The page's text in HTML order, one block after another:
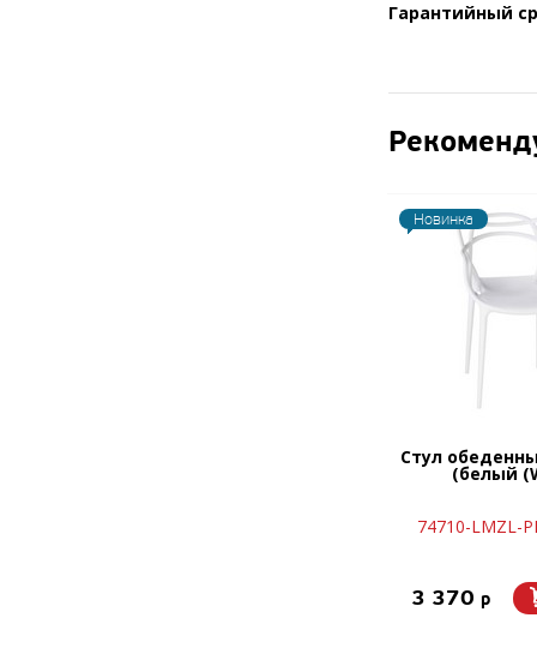
Гарантийный
Новинка
Стул
(белый
74710-LMZL-
3 370 p